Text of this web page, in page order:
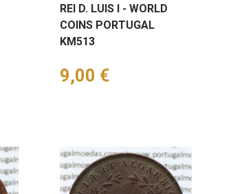
REI D. LUIS I - WORLD
COINS PORTUGAL
KM513
Preço
9,00 €